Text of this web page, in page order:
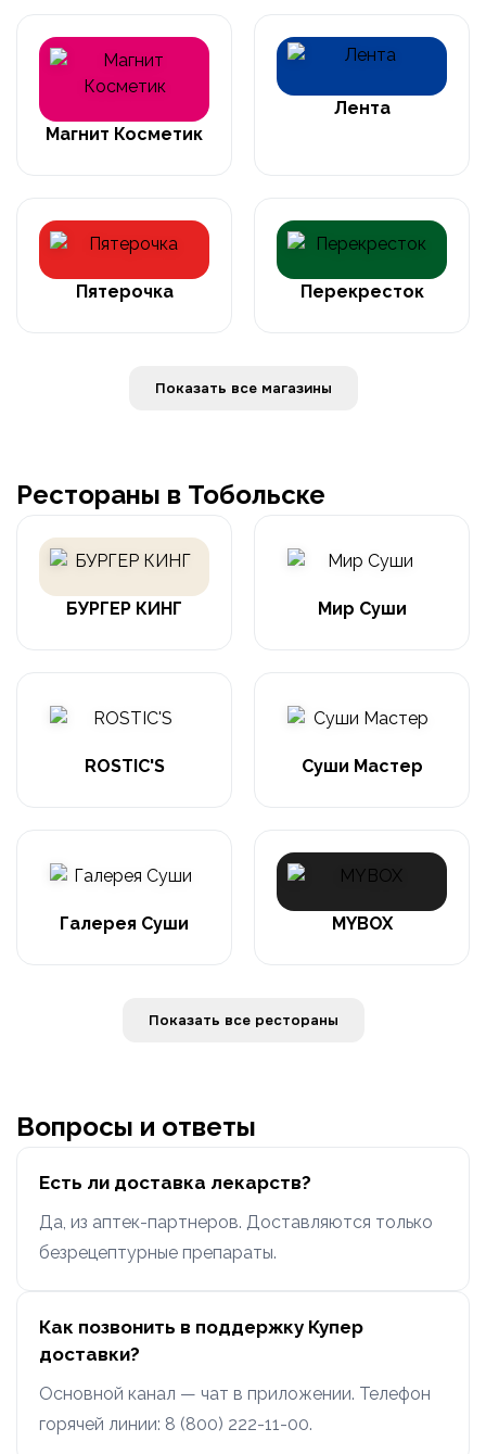
Магнит Косметик
Лента
Пятерочка Перекресток
Показать все магазины
Рестораны в Тобольске
БУРГЕР КИНГ Мир Суши
ROSTIC'S Суши Мастер
Галерея Суши MYBOX
Показать все рестораны
Вопросы и ответы
Есть ли доставка лекарств?
Да, из аптек-партнеров. Доставляются только
безрецептурные препараты.
Как позвонить в поддержку Купер
доставки?
Основной канал — чат в приложении. Телефон
горячей линии: 8 (800) 222-11-00.